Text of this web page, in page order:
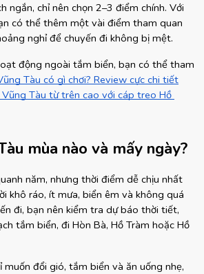
ngắn, chỉ nên chọn 2–3 điểm chính. Với
có thể thêm một vài điểm tham quan
nghỉ để chuyến đi không bị mệt.
động ngoài tắm biển, bạn có thể tham
Tàu có gì chơi? Review cực chi tiết
Tàu từ trên cao với cáp treo Hồ
mùa nào và mấy ngày?
năm, nhưng thời điểm dễ chịu nhất
khô ráo, ít mưa, biển êm và không quá
đi, bạn nên kiểm tra dự báo thời tiết,
tắm biển, đi Hòn Bà, Hồ Tràm hoặc Hồ
muốn đổi gió, tắm biển và ăn uống nhẹ,